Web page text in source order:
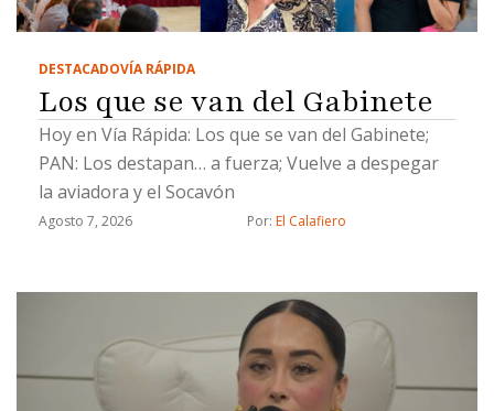
DESTACADOVÍA RÁPIDA
Los que se van del Gabinete
Hoy en Vía Rápida: Los que se van del Gabinete;
PAN: Los destapan… a fuerza; Vuelve a despegar
la aviadora y el Socavón
Agosto 7, 2026 Por: El Calafiero